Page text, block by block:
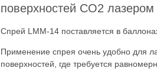
поверхностей СО2 лазером
Спрей LMM-14 поставляется в
Применение спрея очень удобно для
поверхностей, где требуется